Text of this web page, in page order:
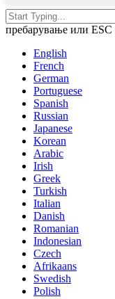
пребарување или ESC
English
French
German
Portuguese
Spanish
Russian
Japanese
Korean
Arabic
Irish
Greek
Turkish
Italian
Danish
Romanian
Indonesian
Czech
Afrikaans
Swedish
Polish